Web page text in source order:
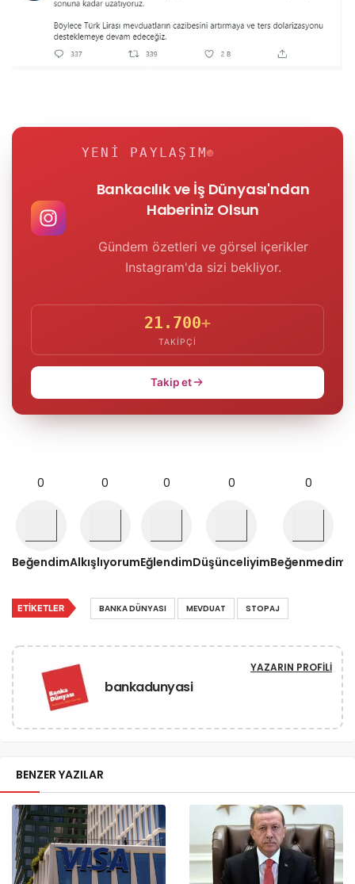
YENI PAYLAŞIM
Bankacılık ve İş Dünyası'ndan
Haberiniz Olsun
Gündem özetleri ve görsel içerikler
Instagram'da sizi bekliyor.
21.700+
TAKIPÇI
Takip et
0
Beğendim
0
Alkışlıyorum
0
Eğlendim
0
Düşünceliyim
0
Beğenmedim
ETIKETLER BANKA DÜNYASI MEVDUAT STOPAJ
bankadunyasi
YAZARIN PROFILI
BENZER YAZILAR